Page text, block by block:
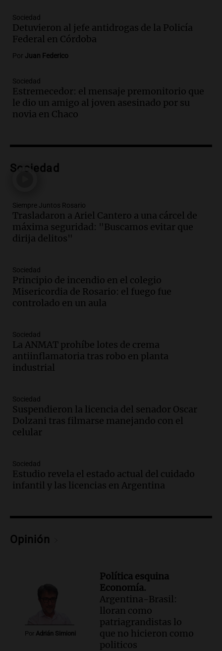
generan inconvenientes en Córdoba: un
árbol obstaculiza avenidas
Noticias
familiares mantienen vivo el reclamo de
memoria y justicia
Noticias Rosario
Episodios
Audio.Los trabajadores de la Unión
pérdida de empleos en la industria
Panorama Federal
desde las 14 horas
Panorama Federal
Episodios
Audio.Giro en la causa de la mujer a la
marido de matarla
Juntos
Episodios
Audio.Continúan las declaraciones en el
Panorama Federal
Episodios
Audio.Córdoba enfrenta fuertes vientos
que afectan diversas actividades locales,
Noticias
Episodios
Audio.Sanctions for Lawyer Diego
Javier Chacón: Detained Again After
Episodios
Audio. Embajada china en Argentina
repudia amenazas de EE. UU. y exige
Noticias
Audio.
Episodios
Audio.
Incremento del precio de la
carne frente a la pasta artesanal en
Córdoba
Noticias
Sociedad
Detuvieron al jefe antidrogas de la Policía
Federal en Córdoba
Por Juan Federico
Sociedad
Estremecedor: el mensaje premonitorio que
le dio un amigo al joven asesinado por su
novia en Chaco
Sociedad
Siempre Juntos Rosario
Trasladaron a Ariel Cantero a una cárcel de
máxima seguridad: "Buscamos evitar que
dirija delitos"
Sociedad
Principio de incendio en el colegio
Misericordia de Rosario: el fuego fue
controlado en un aula
Sociedad
La ANMAT prohíbe lotes de crema
antiinflamatoria tras robo en planta
industrial
Sociedad
Suspendieron la licencia del senador Oscar
Dolzani tras filmarse manejando con el
celular
Sociedad
Estudio revela el estado actual del cuidado
infantil y las licencias en Argentina
Opinión
Por Adrián Simioni
Política esquina
Economía.
Argentina-Brasil:
lloran como
patriagrandistas lo
que no hicieron como
politicos